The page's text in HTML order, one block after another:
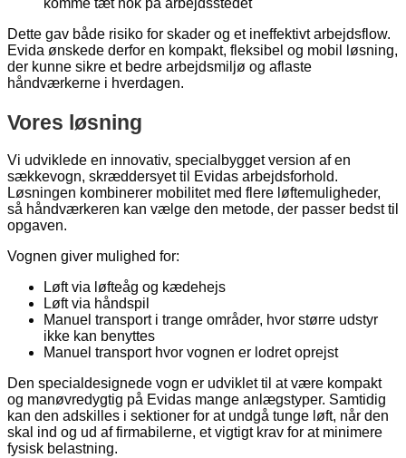
Dette gav både risiko for skader og et ineffektivt arbejdsflow.
Evida ønskede derfor en kompakt, fleksibel og mobil løsning,
der kunne sikre et bedre arbejdsmiljø og aflaste
håndværkerne i hverdagen.
Vores løsning
Vi udviklede en innovativ, specialbygget version af en
sækkevogn, skræddersyet til Evidas arbejdsforhold.
Løsningen kombinerer mobilitet med flere løftemuligheder,
så håndværkeren kan vælge den metode, der passer bedst til
opgaven.
Vognen giver mulighed for:
Løft via løfteåg og kædehejs
Løft via håndspil
Manuel transport i trange områder, hvor større udstyr
ikke kan benyttes
Manuel transport hvor vognen er lodret oprejst
Den specialdesignede vogn er udviklet til at være kompakt
og manøvredygtig på Evidas mange anlægstyper. Samtidig
kan den adskilles i sektioner for at undgå tunge løft, når den
skal ind og ud af firmabilerne, et vigtigt krav for at minimere
fysisk belastning.